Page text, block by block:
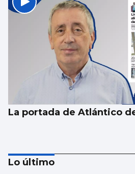
La portada de Atlántico
Lo último